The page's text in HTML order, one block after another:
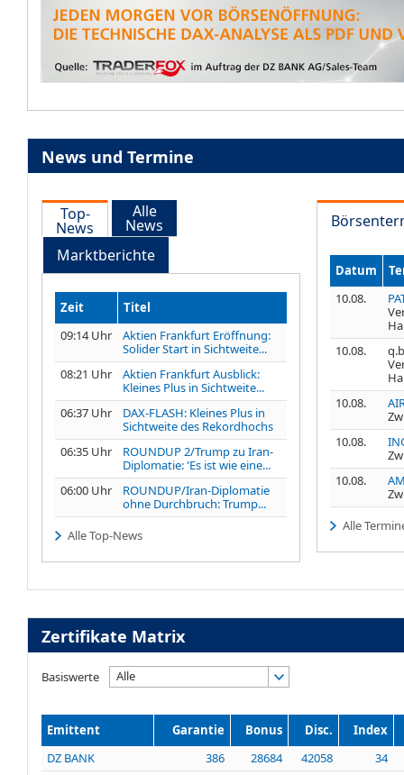
News und Termine
Top-
News
Alle
News
Marktberichte
Zeit
Titel
09:14 Uhr
Aktien Frankfurt Eröffnung:
Solider Start in Sichtweite...
08:21 Uhr
Aktien Frankfurt Ausblick:
Kleines Plus in Sichtweite...
06:37 Uhr
DAX-FLASH: Kleines Plus in
Sichtweite des Rekordhochs
06:35 Uhr
ROUNDUP 2/Trump zu Iran-
Diplomatie: 'Es ist wie eine...
06:00 Uhr
ROUNDUP/Iran-Diplomatie
ohne Durchbruch: Trump...
Alle Top-News
Datum
10.08.
10.08.
10.08.
10.08.
10.08.
Alle
Zertifikate Matrix
Basiswerte Alle
Emittent Garantie Bonus Disc.
Index
DZ BANK
386 28684 42058
34